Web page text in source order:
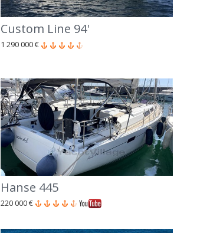
Custom Line 94'
1 290 000 €
Hanse 445
220 000 €